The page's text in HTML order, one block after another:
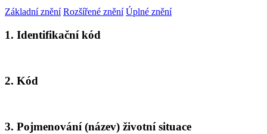
Základní znění Rozšířené znění Úplné znění
1. Identifikační kód
2. Kód
3. Pojmenování (název) životní situace